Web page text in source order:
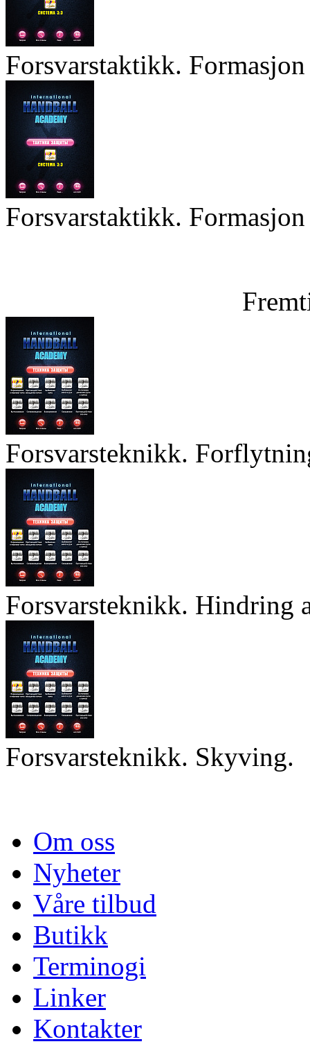
Forsvarstaktikk.
Forsvarstaktikk.
Forsvarsteknikk.
Forsvarsteknikk. Hindring
Forsvarsteknikk. Skyving.
Om oss
Nyheter
Våre tilbud
Butikk
Terminogi
Linker
Kontakter